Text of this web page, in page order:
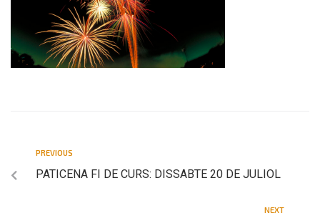
PREVIOUS
PATICENA FI DE CURS: DISSABTE 20 DE JULIOL
NEXT